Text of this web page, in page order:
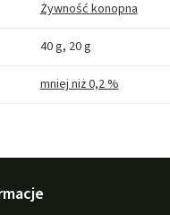
Żywność konopna
40 g, 20 g
mniej niż 0,2 %